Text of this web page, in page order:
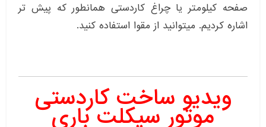
صفحه کیلومتر یا چراغ کاردستی همانطور که پیش تر
اشاره کردیم. میتوانید از مقوا استفاده کنید.
ویدیو ساخت کاردستی
موتور سیکلت باری